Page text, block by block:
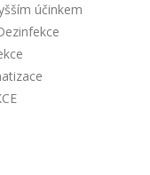
účinkem